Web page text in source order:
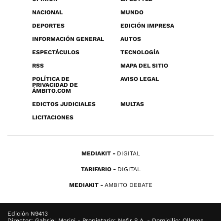
NACIONAL
MUNDO
DEPORTES
EDICIÓN IMPRESA
INFORMACIÓN GENERAL
AUTOS
ESPECTÁCULOS
TECNOLOGÍA
RSS
MAPA DEL SITIO
POLÍTICA DE
PRIVACIDAD DE
ÁMBITO.COM
AVISO LEGAL
EDICTOS JUDICIALES
MULTAS
LICITACIONES
MEDIAKIT DIGITAL
TARIFARIO DIGITAL
MEDIAKIT AMBITO DEBATE
Edición N9413